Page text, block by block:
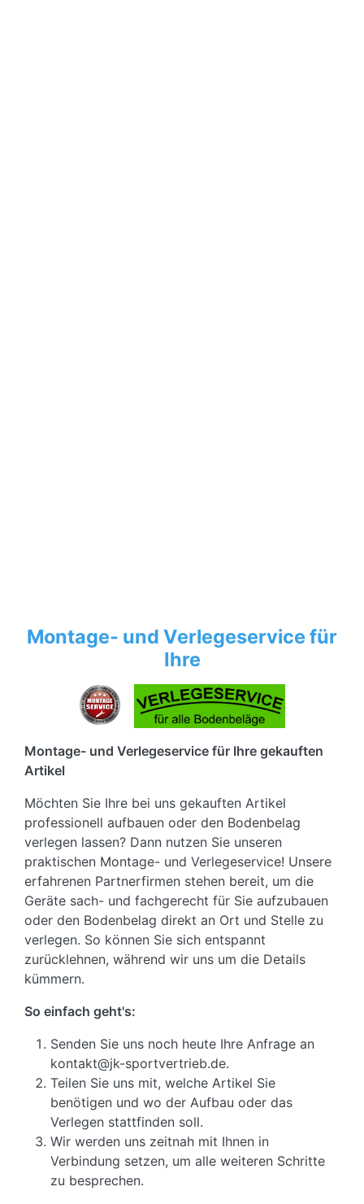
Montage- und Verlegeservice für
Ihre
Montage- und Verlegeservice für Ihre gekauften
Artikel
Möchten Sie Ihre bei uns gekauften Artikel
professionell aufbauen oder den Bodenbelag
verlegen lassen? Dann nutzen Sie unseren
praktischen Montage- und Verlegeservice! Unsere
erfahrenen Partnerfirmen stehen bereit, um die
Geräte sach- und fachgerecht für Sie aufzubauen
oder den Bodenbelag direkt an Ort und Stelle zu
verlegen. So können Sie sich entspannt
zurücklehnen, während wir uns um die Details
kümmern.
So einfach geht's:
Senden Sie uns noch heute Ihre Anfrage an
kontakt@jk-sportvertrieb.de.
Teilen Sie uns mit, welche Artikel Sie
benötigen und wo der Aufbau oder das
Verlegen stattfinden soll.
Wir werden uns zeitnah mit Ihnen in
Verbindung setzen, um alle weiteren Schritte
zu besprechen.